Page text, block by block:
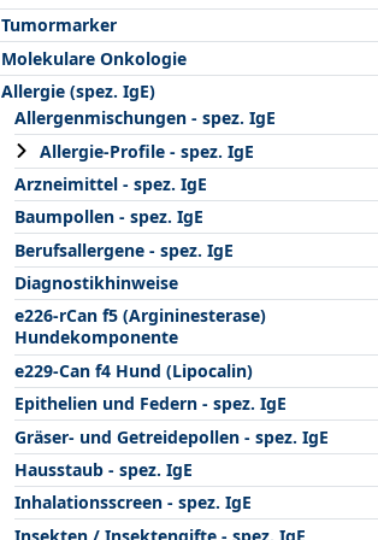
Tumormarker
Molekulare Onkologie
Allergie (spez. IgE)
Allergenmischungen - spez. IgE
Allergie-Profile - spez. IgE
Arzneimittel - spez. IgE
Baumpollen - spez. IgE
Berufsallergene - spez. IgE
Diagnostikhinweise
e226-rCan f5 (Argininesterase)
Hundekomponente
e229-Can f4 Hund (Lipocalin)
Epithelien und Federn - spez. IgE
Gräser- und Getreidepollen - spez. IgE
Hausstaub - spez. IgE
Inhalationsscreen - spez. IgE
Insekten / Insektengifte - spez. IgE